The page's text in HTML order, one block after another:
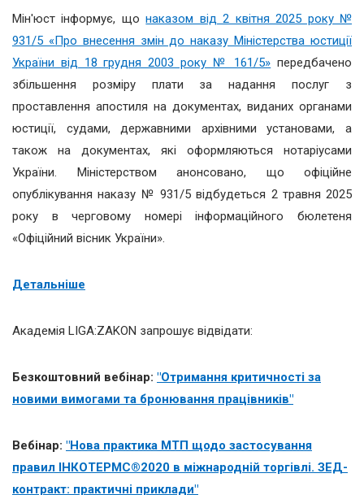
Мін'юст інформує, щонаказом від 2 квітня 2025 року №
931/5 «Про внесення змін до наказу Міністерства юстиції
України від 18 грудня 2003 року № 161/5» передбачено
збільшення розміру плати за надання послуг з
проставлення апостиля на документах, виданих органами
юстиції, судами, державними архівними установами, а
також на документах, які оформляються нотаріусами
України.
Міністерством анонсовано, що офіційне
опублікування наказу № 931/5 відбудеться 2 травня 2025
року в черговому номері інформаційного бюлетеня
«Офіційний вісник України».
Детальніше
Академія LIGA:ZAKON запрошує відвідати:
Безкоштовний вебінар: "Отримання критичності за
новими вимогами та бронювання працівників"
Вебінар: "Нова практика МТП щодо застосування
правил ІНКОТЕРМС®2020 в міжнародній торгівлі. ЗЕД-
контракт: практичні приклади"